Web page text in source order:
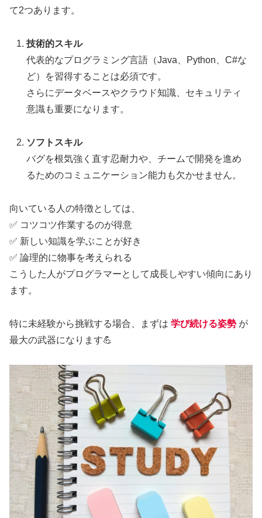
て2つあります。
技術的スキル
代表的なプログラミング言語（Java、Python、C#な
ど）を習得することは必須です。
さらにデータベースやクラウド知識、セキュリティ
意識も重要になります。
ソフトスキル
バグを根気強く直す忍耐力や、チームで開発を進め
るためのコミュニケーション能力も欠かせません。
向いている人の特徴としては、
✅ コツコツ作業するのが得意
✅ 新しい知識を学ぶことが好き
✅ 論理的に物事を考えられる
こうした人がプログラマーとして成長しやすい傾向にあり
ます。
特に未経験から挑戦する場合、まずは 学び続ける姿勢 が
最大の武器になります💪